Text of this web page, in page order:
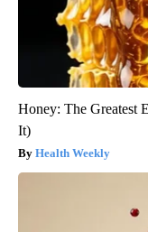
Honey: The Greatest
It)
Health Weekly